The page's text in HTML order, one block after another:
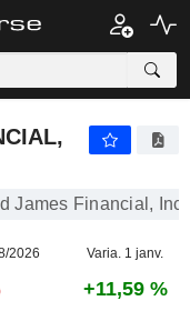
James Financial, Inc.
2026 Varia. 1 janv.
+11,59 %